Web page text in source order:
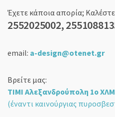
Έχετε κάποια απορία;
2552025002,
email: a-design@otenet.gr
Βρείτε μας:
ΤΙΜΙ Αλεξανδρούπολη 1ο
(έναντι καινούργιας